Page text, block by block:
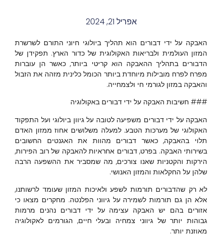
אפריל 21, 2024
האבקה על ידי דבורים הוא תהליך ביולוגי חיוני התורם לשרשרת
המזון העולמית ולבריאות האקולוגית של כדור הארץ. תפקידן של
הדבורים בתהליך ההאבקה הוא קריטי ביותר, כאשר הן עוברות
מפרח לפרח מובילות מיוחדת ביותר הכומל כלינית מזהה את הזבול
והאבקה במזון לגורמי חי ולצמחייה.
### חשיבות האבקה על ידי דבורים באקולוגיה
האבקה על ידי דבורים משפיעה לטובה על גיוון ביולוגי ועל התפקוד
האקולוגי של מערכות הטבע. למעלה משלושים אחוז ממזון האדם
תלוי בהאבקה, כאשר דבורים מהוות את האגנטים החשובים
בשירותי האבקה. בפרט, דבורים אחראיות להאבקה של רוב הפירות,
הירקות והקטניות שאנו צורכים, מה שמסביר את ההשפעה הרבה
שלהן על החקלאות והמזון האנושי.
לא רק שהדבורים תורמות לשפע ולאיכות המזון שעומד לרשותנו,
אלא הן גם תורמות לשמירה על גיווני הפלנטה. מחקרים מצאו כי
אזורים בהם יש האבקה עצימה על ידי דבורים נהנים מרמות
גבוהות יותר של גיווני צמחיה ובעלי חיים, הגורמים לאקולוגיה
מאוזנת יותר.